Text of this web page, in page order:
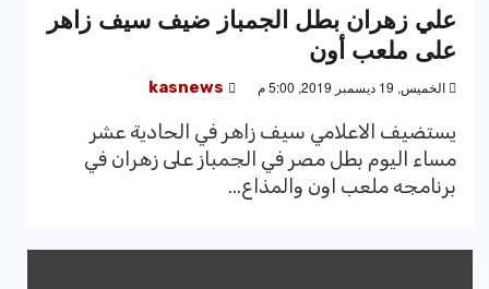
علي زهران بطل الجمباز ضيف سيف زاهر
على ملعب أون
الخميس, 19 ديسمبر 2019, 5:00 م kasnews
يستضيف الاعلامي سيف زاهر في الحادية عشر
مساء اليوم بطل مصر في الجمباز على زهران في
برنامجه ملعب اون والمذاع...